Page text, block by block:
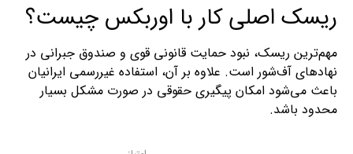
ریسک اصلی کار با اوربکس چیست؟
مهم‌ترین ریسک، نبود حمایت قانونی قوی و صندوق جبرانی در
نهادهای آف‌شور است. علاوه بر آن، استفاده غیررسمی ایرانیان
باعث می‌شود امکان پیگیری حقوقی در صورت مشکل بسیار
محدود باشد.